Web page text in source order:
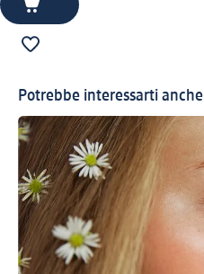
Potrebbe interessarti anche